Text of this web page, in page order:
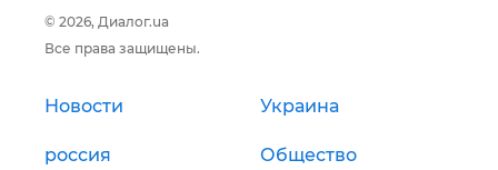
© 2026, Диалог.ua
Все права защищены.
Новости Украина
россия Общество